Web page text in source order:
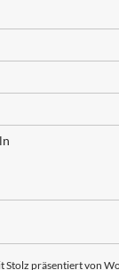
Stolz präsentiert von